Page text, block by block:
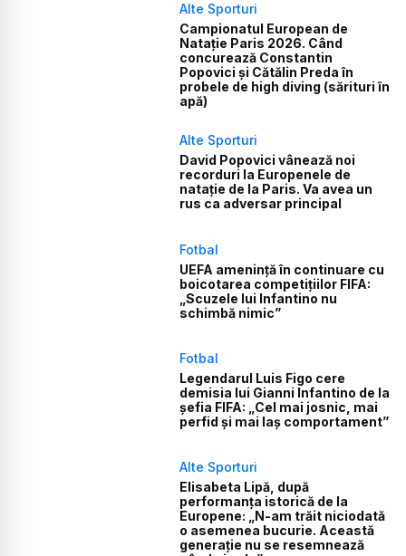
Alte Sporturi
Campionatul European de
Natație Paris 2026. Când
concurează Constantin
Popovici și Cătălin Preda în
probele de high diving (sărituri în
apă)
Alte Sporturi
David Popovici vânează noi
recorduri la Europenele de
natație de la Paris. Va avea un
rus ca adversar principal
Fotbal
UEFA amenință în continuare cu
boicotarea competițiilor FIFA:
„Scuzele lui Infantino nu
schimbă nimic”
Fotbal
Legendarul Luis Figo cere
demisia lui Gianni Infantino de la
șefia FIFA: „Cel mai josnic, mai
perfid și mai laș comportament”
Alte Sporturi
Elisabeta Lipă, după
performanța istorică de la
Europene: „N-am trăit niciodată
o asemenea bucurie. Această
generație nu se resemnează